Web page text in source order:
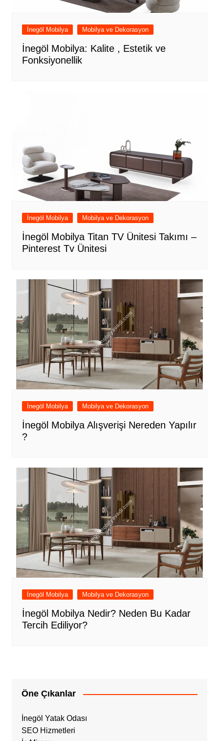
İnegöl Mobilya Mobilya ve Dekorasyon
İnegöl Mobilya: Kalite , Estetik ve
Fonksiyonellik
İnegöl Mobilya Mobilya ve Dekorasyon
İnegöl Mobilya Titan TV Ünitesi Takımı –
Pinterest Tv Ünitesi
İnegöl Mobilya Mobilya ve Dekorasyon
İnegöl Mobilya Alışverişi Nereden Yapılır
?
İnegöl Mobilya Mobilya ve Dekorasyon
İnegöl Mobilya Nedir? Neden Bu Kadar
Tercih Ediliyor?
Öne Çıkanlar
İnegöl Yatak Odası
SEO Hizmetleri